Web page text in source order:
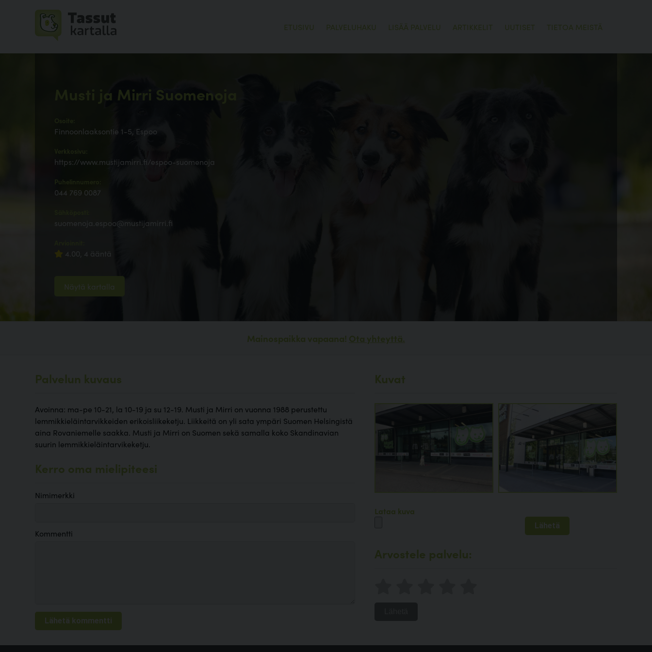
ETUSIVU PALVELUHAKU LISÄÄ PALVELU ARTIKKELIT UUTISET TIETOA MEISTÄ
Musti ja Mirri Suomenoja
Finnoonlaaksontie 1-5, Espoo
https://www.mustijamirri.fi/espoo-suomenoja
Puhelinnumero:
044 769 0087
suomenoja.espoo@mustijamirri.fi
4.00, 4 ääntä
Näytä kartalla
Mainospaikka vapaana! Ota yhteyttä.
Palvelun kuvaus
Avoinna: ma-pe 10-21, la 10-19 ja su 12-19. Musti ja Mirri on vuonna 1988 perustettu
lemmikkieläintarvikkeiden erikoisliikeketju. Liikkeitä on yli sata ympäri Suomen Helsingistä
aina Rovaniemelle saakka. Musti ja Mirri on Suomen sekä samalla koko Skandinavian
suurin lemmikkieläintarvikeketju.
Kerro oma mielipiteesi
Nimimerkki
Kommentti
Kuvat
Lataa kuva
Arvostele palvelu: